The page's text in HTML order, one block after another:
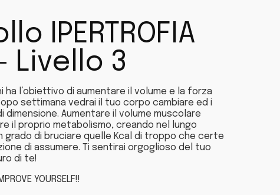
IPERTROFIA
Livello 3
ha l’obiettivo di aumentare il volume e la forza
settimana vedrai il tuo corpo cambiare ed i
Aumentare il volume muscolare
il proprio metabolismo, creando nel lungo
grado di bruciare quelle Kcal di troppo che certe
di assumere. Ti sentirai orgoglioso del tuo
di te!
YOURSELF!!